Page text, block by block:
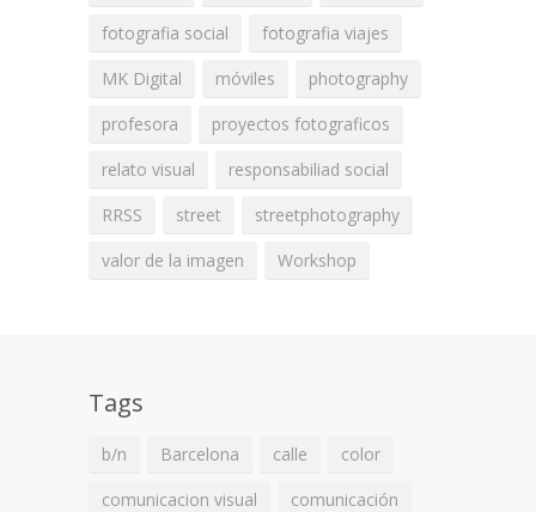
fotografia social
fotografia viajes
MK Digital
móviles
photography
profesora
proyectos fotograficos
relato visual
responsabiliad social
RRSS
street
streetphotography
valor de la imagen
Workshop
Tags
b/n Barcelona calle
color
comunicacion visual
comunicación